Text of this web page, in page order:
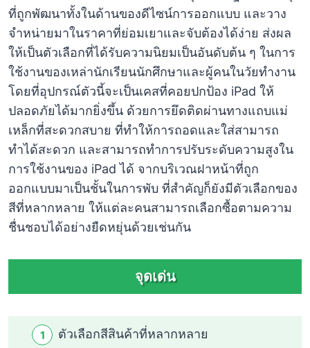
ที่ถูกพัฒนาทั้งในด้านของดีไซน์การออกแบบ และวาง
จำหน่ายมาในราคาที่ย่อมเยาและจับต้องได้ง่าย ส่งผล
ให้เป็นตัวเลือกที่ได้รับความนิยมเป็นอันดับต้น ๆ ในการ
ใช้งานของเหล่านักเรียนนักศึกษาและผู้คนในวัยทำงาน
โดยที่อุปกรณ์ตัวนี้จะเป็นเคสที่คอยปกป้อง iPad ให้
ปลอดภัยได้มากยิ่งขึ้น ด้วยการยึดติดผ่านทางแถบแม่
เหล็กที่สะดวกสบาย ที่ทำให้การถอดและใส่สามารถ
ทำได้สะดวก และสามารถทำการปรับระดับความสูงใน
การใช้งานของ iPad ได้ จากบริเวณฝาหน้าที่ถูก
ออกแบบมาเป็นชั้นในการพับ ที่สำคัญก็ยังมีตัวเลือกของ
สีที่หลากหลาย ให้แต่ละคนสามารถเลือกซื้อตามความ
ชื่นชอบได้อย่างยืดหยุ่นด้วยเช่นกัน
จุดเด่น
ตัวเลือกสีสินค้าที่หลากหลาย